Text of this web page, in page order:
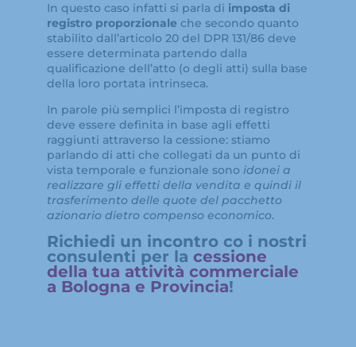
In questo caso infatti si parla di imposta di
registro proporzionale che secondo quanto
stabilito dall’articolo 20 del DPR 131/86 deve
essere determinata partendo dalla
qualificazione dell’atto (o degli atti) sulla base
della loro portata intrinseca.
In parole più semplici l’imposta di registro
deve essere definita in base agli effetti
raggiunti attraverso la cessione: stiamo
parlando di atti che collegati da un punto di
vista temporale e funzionale sono idonei a
realizzare gli effetti della vendita e quindi il
trasferimento delle quote del pacchetto
azionario dietro compenso economico.
Richiedi un incontro co i nostri
consulenti per lacessione
della tua attività commerciale
a Bologna e Provincia!